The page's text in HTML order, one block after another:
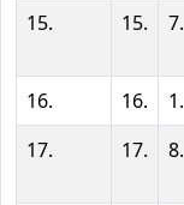
15. 15. 7.
16. 16. 1.
17.
17. 8.